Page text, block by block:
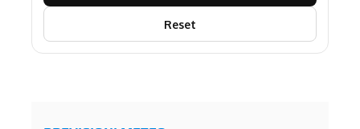
Reset